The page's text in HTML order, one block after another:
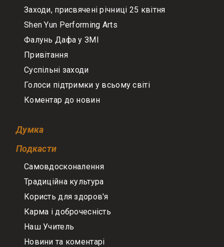
Заходи, присвячені річниці 25 квітня
Shen Yun Performing Arts
Фалунь Дафа у ЗМІ
Привітання
Суспільні заходи
Голоси підтримки у всьому світі
Коментар до новин
Думка
Подкасти
Самовдосконалення
Традиційна культура
Користь для здоров'я
Карма і доброчесність
Наш Учитель
Новини та коментарі